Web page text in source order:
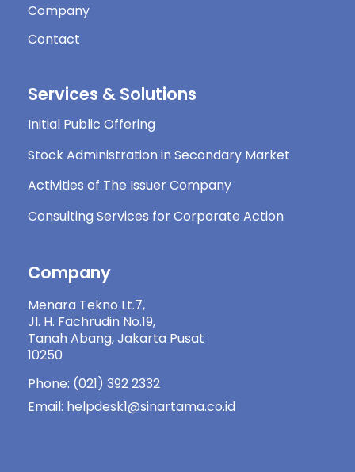
Company
Contact
Services & Solutions
Initial Public Offering
Stock Administration in Secondary Market
Activities of The Issuer Company
Consulting Services for Corporate Action
Company
Menara Tekno Lt.7,
Jl. H. Fachrudin No.19,
Tanah Abang, Jakarta Pusat
10250
Phone: (021) 392 2332
Email: helpdesk1@sinartama.co.id